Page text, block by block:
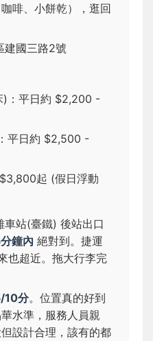
啡、小餅乾），逛回
建國三路2號
)：平日約 $2,200 -
平日約 $2,500 -
起 (假日浮動
車站(臺鐵) 後站出口
鐘內 絕對到。捷運
也超近。拖大行李完
10分。位置真的好到
水準，服務人員親
設計合理，該有的都